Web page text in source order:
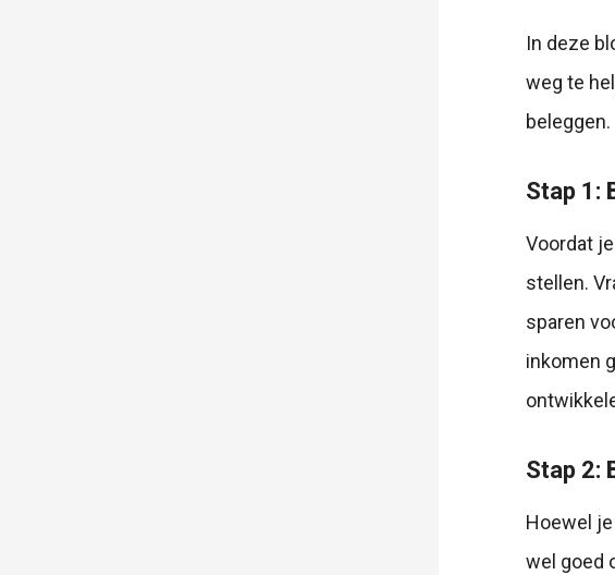
In deze
weg te
beleggen.
Stap 1:
Voordat
stellen.
sparen
inkomen
Stap 2:
Hoewel
wel goed